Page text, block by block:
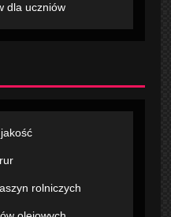
dla uczniów
rolniczych